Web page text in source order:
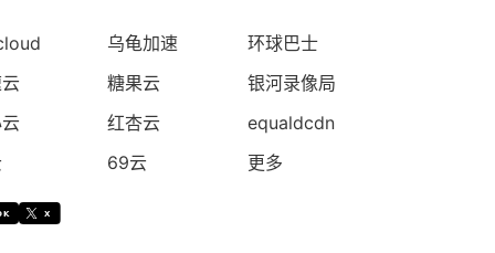
乌龟加速
糖果云
红杏云
69云
环球巴士
银河录像局
equaldcdn
更多